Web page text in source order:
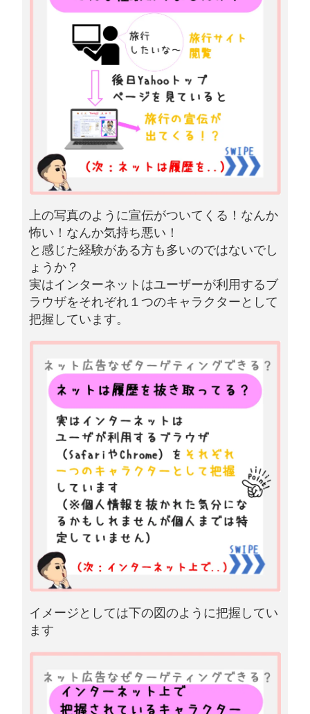
上の写真のように宣伝がついてくる！なんか
怖い！なんか気持ち悪い！
と感じた経験がある方も多いのではないでし
ょうか？
実はインターネットはユーザーが利用するブ
ラウザをそれぞれ１つのキャラクターとして
把握しています。
イメージとしては下の図のように把握してい
ます